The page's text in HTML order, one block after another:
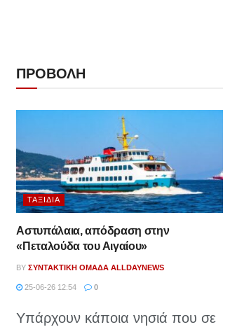
ΠΡΟΒΟΛΗ
ΤΑΞΊΔΙΑ
Αστυπάλαια, απόδραση στην
«Πεταλούδα του Αιγαίου»
BY ΣΥΝΤΑΚΤΙΚΉ ΟΜΆΔΑ ALLDAYNEWS
25-06-26 12:54 0
Υπάρχουν κάποια νησιά που σε